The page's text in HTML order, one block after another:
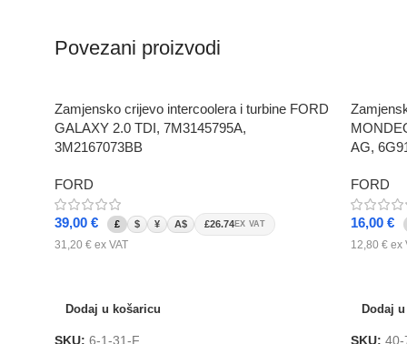
Povezani proizvodi
Zamjensko crijevo intercoolera i turbine FORD
GALAXY 2.0 TDI, 7M3145795A,
3M2167073BB
FORD
39,00 € £ $ ¥ A$ £26.74 EX VAT
31,20 € ex VAT
Dodaj u košaricu
SKU: 6-1-31-F
AG,
FORD
16,00 €
12,80 € ex
Dodaj
SKU: 40-